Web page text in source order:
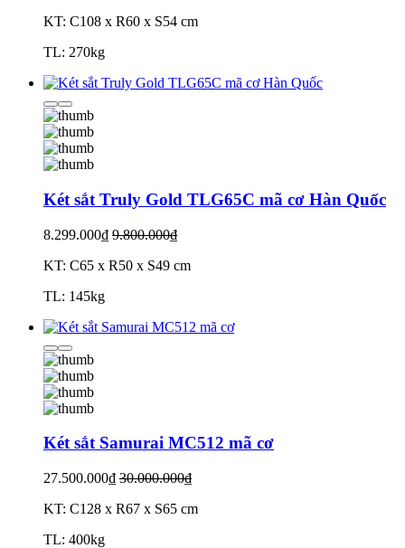
KT: C108 x R60 x S54 cm
TL: 270kg
Két sắt Truly Gold TLG65C mã cơ Hàn Quốc
8.299.000₫ 9.800.000₫
KT: C65 x R50 x S49 cm
TL: 145kg
Két sắt Samurai MC512 mã cơ
27.500.000₫ 30.000.000₫
KT: C128 x R67 x S65 cm
TL: 400kg